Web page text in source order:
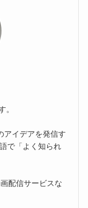
。
アイデアを発信す
で「よく知られ
配信サービスな